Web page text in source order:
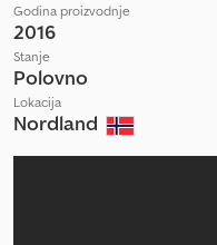
Godina proizvodnje
2016
Stanje
Polovno
Lokacija
Nordland